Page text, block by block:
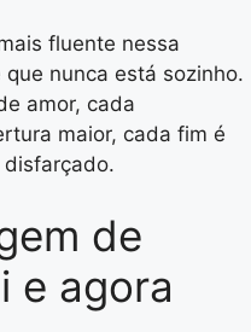
fluente nessa
nunca está sozinho.
amor, cada
maior, cada fim é
de
e agora